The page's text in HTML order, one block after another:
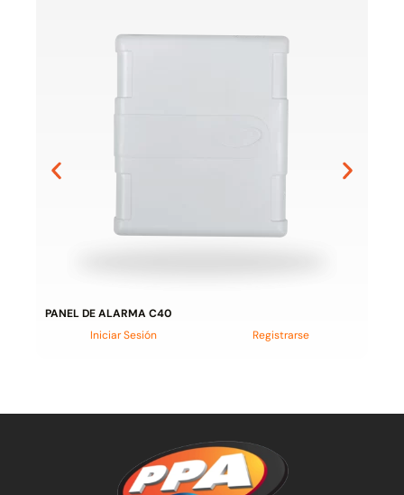
PANEL DE ALARMA C40
Iniciar Sesión
Registrarse